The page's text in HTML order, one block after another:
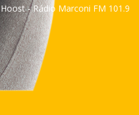
- Rádio Marconi FM 101.9